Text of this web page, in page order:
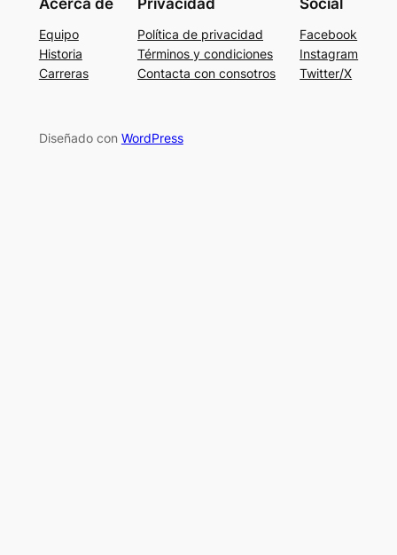
Acerca de
Equipo
Historia
Carreras
Privacidad
Política de privacidad
Términos y condiciones
Contacta con consotros
Social
Facebook
Instagram
Twitter/X
Diseñado con WordPress